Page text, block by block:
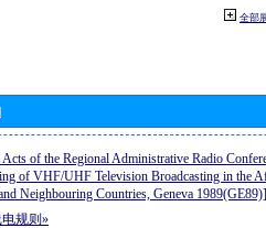
全部
of the Regional Administrative Radio
of VHF/UHF Television Broadcasting in the
Neighbouring Countries, Geneva 1989(GE89)]
规则»